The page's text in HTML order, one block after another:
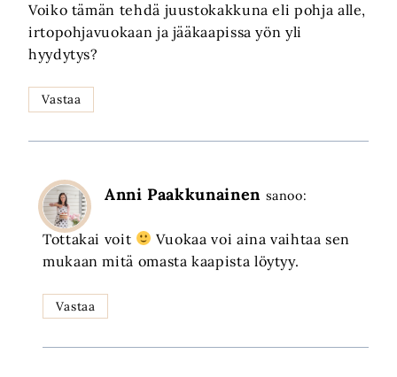
Voiko tämän tehdä juustokakkuna eli pohja alle,
irtopohjavuokaan ja jääkaapissa yön yli
hyydytys?
Vastaa
Anni Paakkunainen sanoo:
Tottakai voit
Vuokaa voi aina vaihtaa sen
mukaan mitä omasta kaapista löytyy.
Vastaa